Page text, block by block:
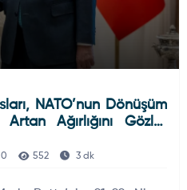
NATO’nun Dönüşüm
Artan Ağırlığını Gözler
0 552 3 dk